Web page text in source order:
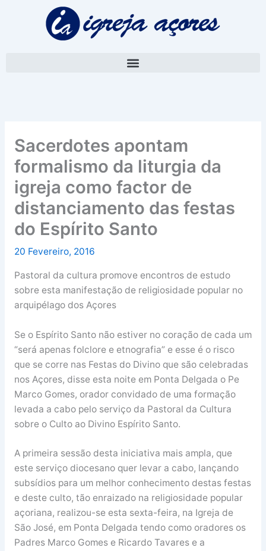
Sacerdotes apontam
formalismo da liturgia da
igreja como factor de
distanciamento das festas
do Espírito Santo
20 Fevereiro, 2016
Pastoral da cultura promove encontros de estudo
sobre esta manifestação de religiosidade popular no
arquipélago dos Açores
Se o Espírito Santo não estiver no coração de cada um
“será apenas folclore e etnografia” e esse é o risco
que se corre nas Festas do Divino que são celebradas
nos Açores, disse esta noite em Ponta Delgada o Pe
Marco Gomes, orador convidado de uma formação
levada a cabo pelo serviço da Pastoral da Cultura
sobre o Culto ao Divino Espírito Santo.
A primeira sessão desta iniciativa mais ampla, que
este serviço diocesano quer levar a cabo, lançando
subsídios para um melhor conhecimento destas festas
e deste culto, tão enraizado na religiosidade popular
açoriana, realizou-se esta sexta-feira, na Igreja de
São José, em Ponta Delgada tendo como oradores os
Padres Marco Gomes e Ricardo Tavares e a